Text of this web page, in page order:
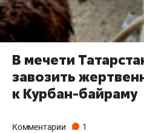
В мечети
завозить
к Курбан-байраму
Комментарии 1